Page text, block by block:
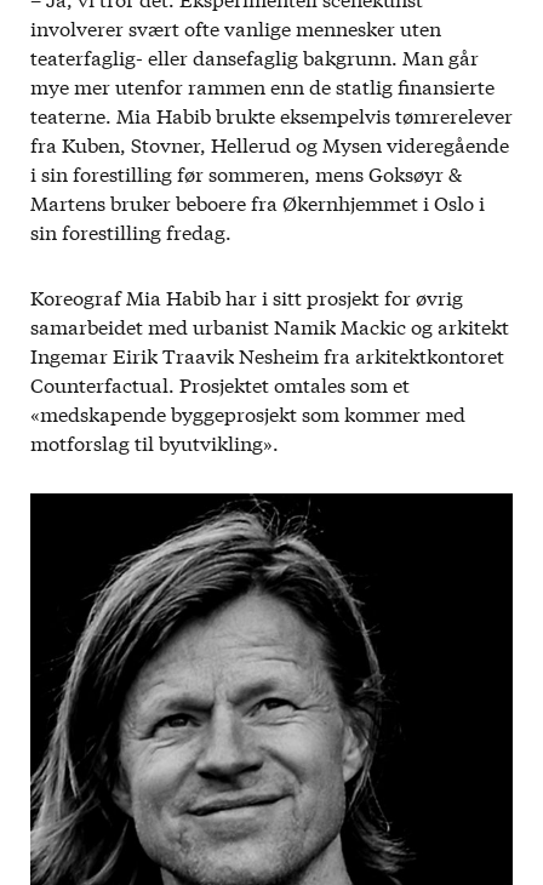
involverer svært ofte vanlige mennesker uten
teaterfaglig- eller dansefaglig bakgrunn. Man går
mye mer utenfor rammen enn de statlig finansierte
teaterne. Mia Habib brukte eksempelvis tømrerelever
fra Kuben, Stovner, Hellerud og Mysen videregående
i sin forestilling før sommeren, mens Goksøyr &
Martens bruker beboere fra Økernhjemmet i Oslo i
sin forestilling fredag.
Koreograf Mia Habib har i sitt prosjekt for øvrig
samarbeidet med urbanist Namik Mackic og arkitekt
Ingemar Eirik Traavik Nesheim fra arkitektkontoret
Counterfactual. Prosjektet omtales som et
«medskapende byggeprosjekt som kommer med
motforslag til byutvikling».